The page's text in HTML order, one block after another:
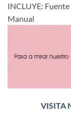
INCLUYE:
Manual
VISITA